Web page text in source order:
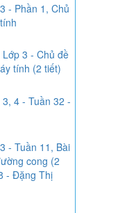
- Phần 1, Chủ
3 - Chủ đề
tính (2 tiết)
4 - Tuần 32 -
- Tuần 11, Bài
cong (2
- Đặng Thị